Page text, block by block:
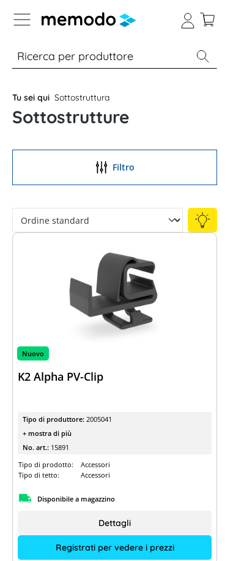
Skip to B2B platform navigation
% Sale Moduli
Tu sei qui Sottostruttura
Sottostrutture
Filtro
Conoscenza esperta
Trova la tua
sottostruttura
Guida rapida ai sistemi di montaggio
Nuovo
K2 Alpha PV-Clip
Tipo di produttore: 2005041
+ mostra di più
No. art.: 15891
Tipo di prodotto:
Accessori
Tipo di tetto:
Accessori
Disponibile a magazzino
Registrati per vedere i prezzi
Dettagli